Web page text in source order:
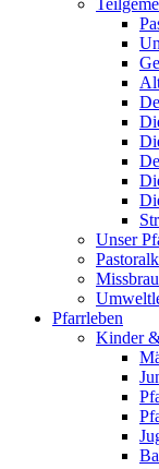
Unser
Pfarrleben
Kinder